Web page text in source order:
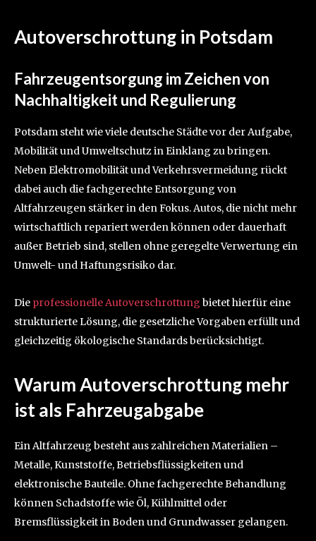
Autoverschrottung in Potsdam
Fahrzeugentsorgung im Zeichen von
Nachhaltigkeit und Regulierung
Potsdam steht wie viele deutsche Städte vor der Aufgabe,
Mobilität und Umweltschutz in Einklang zu bringen.
Neben Elektromobilität und Verkehrsvermeidung rückt
dabei auch die fachgerechte Entsorgung von
Altfahrzeugen stärker in den Fokus. Autos, die nicht mehr
wirtschaftlich repariert werden können oder dauerhaft
außer Betrieb sind, stellen ohne geregelte Verwertung ein
Umwelt- und Haftungsrisiko dar.
Die professionelle Autoverschrottung bietet hierfür eine
strukturierte Lösung, die gesetzliche Vorgaben erfüllt und
gleichzeitig ökologische Standards berücksichtigt.
Warum Autoverschrottung mehr
ist als Fahrzeugabgabe
Ein Altfahrzeug besteht aus zahlreichen Materialien –
Metalle, Kunststoffe, Betriebsflüssigkeiten und
elektronische Bauteile. Ohne fachgerechte Behandlung
können Schadstoffe wie Öl, Kühlmittel oder
Bremsflüssigkeit in Boden und Grundwasser gelangen.